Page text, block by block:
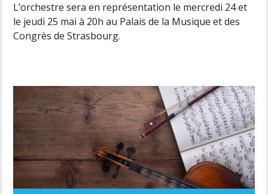
L’orchestre sera en représentation le mercredi 24 et
le jeudi 25 mai à 20h au Palais de la Musique et des
Congrès de Strasbourg.